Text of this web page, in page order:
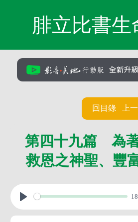
腓立比書生
回目錄 上
第四十九篇 為
救恩之神聖、豐